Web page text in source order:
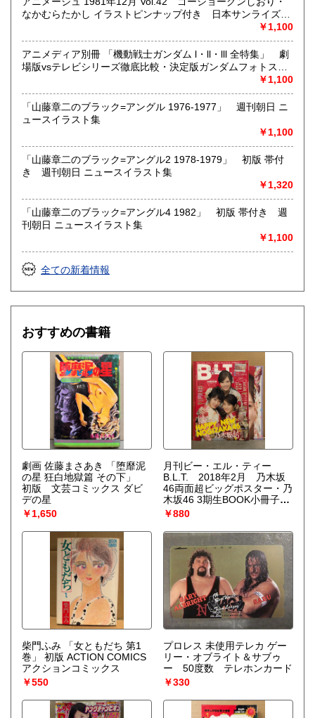
わせください。
お電話 03-3219-5991でも受け付けております。
お取引内容は、ご依頼されたあとの返信メールに、さらに詳
しく説明した文章をお付けしております。ご安心ください。
趣味、サブカルチャー、古書一般（その他）
女優・アイドル・グラビア・アダルトや映画・マンガ等
なかむらたかし イラストピンナップ付き 日本サンライズ
は’82年春を席巻できるか？ 宇宙戦士バルディオス・マンザ
イ太閤記・タオタオ・テクノポリス・ゴッドマーズ 他
Animage
￥1,100
アニメディア別冊 「機動戦士ガンダム l・ll・lll 全特集」 劇
場版vsテレビシリーズ徹底比較・決定版ガンダムフォトスト
ーリー・キャラクター/メカ 美術設定集 他 安彦良和 1982
年4月
￥1,100
「山藤章二のブラック=アングル 1976-1977」 週刊朝日 ニ
ュースイラスト集
￥1,100
「山藤章二のブラック=アングル2 1978-1979」 初版 帯付
き 週刊朝日 ニュースイラスト集
￥1,320
「山藤章二のブラック=アングル4 1982」 初版 帯付き 週
刊朝日 ニュースイラスト集
￥1,100
全ての新着情報
おすすめの書籍
劇画 佐藤まさあき 「堕靡泥
の星 狂白地獄篇 その下」
初版 文芸コミックス ダビ
デの星
￥1,650
月刊ビー・エル・ティー
B.L.T. 2018年2月 乃木坂
46両面超ビッグポスター・乃
木坂46 3期生BOOK小冊子
付 乃木坂46 総特集46ペー
井玲香・土屋太鳳・有村架
純・吉岡里帆・おのののか
￥880
柴門ふみ 「女ともだち 第1
巻」 初版 ACTION COMICS
アクションコミックス
￥550
プロレス 未使用テレカ ゲー
リー・オブライト＆サブゥ
ー 50度数 テレホンカード
￥330